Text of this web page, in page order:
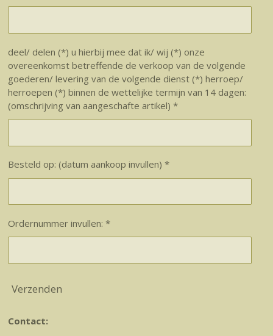
deel/ delen (*) u hierbij mee dat ik/ wij (*) onze
overeenkomst betreffende de verkoop van de volgende
goederen/ levering van de volgende dienst (*) herroep/
herroepen (*) binnen de wettelijke termijn van 14 dagen:
(omschrijving van aangeschafte artikel) *
Besteld op: (datum aankoop invullen) *
Ordernummer invullen: *
Verzenden
Contact: